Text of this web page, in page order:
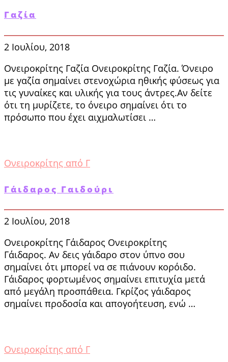
Γαζία
2 Ιουλίου, 2018
Ονειροκρίτης Γαζία Ονειροκρίτης Γαζία. Όνειρο
με γαζία σημαίνει στενοχώρια ηθι­κής φύσεως για
τις γυναίκες και υλικής για τους άντρες.Αν δείτε
ότι τη μυρίζετε, το όνειρο ση­μαίνει ότι το
πρόσωπο που έχει αιχμαλωτίσει …
Ονειροκρίτης από Γ
Γάιδαρος Γαιδούρι
2 Ιουλίου, 2018
Ονειροκρίτης Γάιδαρος Ονειροκρίτης
Γάιδαρος. Αν δεις γάιδαρο στον ύπνο σου
σημαίνει ότι μπορεί να σε πιάνουν κορόιδο.
Γάιδαρος φορτωμένος σημαίνει επιτυχία μετά
από μεγάλη προσπάθεια. Γκρίζος γάιδαρος
σημαίνει προδοσία και απογοήτευση, ενώ …
Ονειροκρίτης από Γ